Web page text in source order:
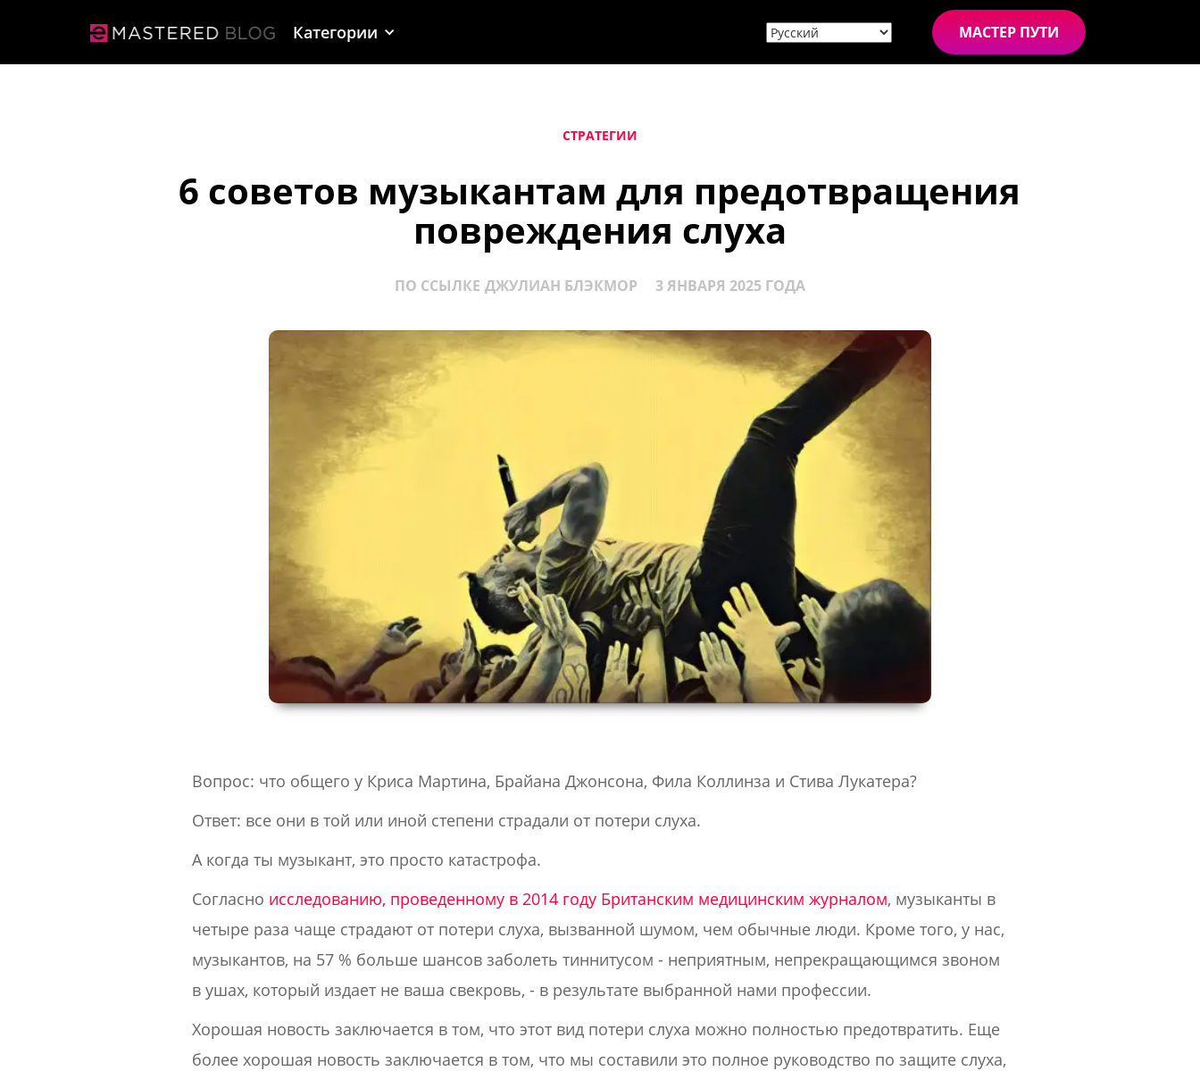
Категории МАСТЕР ПУТИ
СТРАТЕГИИ
6 советов музыкантам для предотвращения
повреждения слуха
ПО ССЫЛКЕ ДЖУЛИАН БЛЭКМОР 3 ЯНВАРЯ 2025 ГОДА
Вопрос: что общего у Криса Мартина, Брайана Джонсона, Фила Коллинза и Стива Лукатера?
Ответ: все они в той или иной степени страдали от потери слуха.
А когда ты музыкант, это просто катастрофа.
Согласно исследованию, проведенному в 2014 году Британским медицинским журналом, музыканты в
четыре раза чаще страдают от потери слуха, вызванной шумом, чем обычные люди. Кроме того, у нас,
музыкантов, на 57 % больше шансов заболеть тиннитусом - неприятным, непрекращающимся звоном
в ушах, который издает не ваша свекровь, - в результате выбранной нами профессии.
Хорошая новость заключается в том, что этот вид потери слуха можно полностью предотвратить. Еще
более хорошая новость заключается в том, что мы составили это полное руководство по защите слуха,